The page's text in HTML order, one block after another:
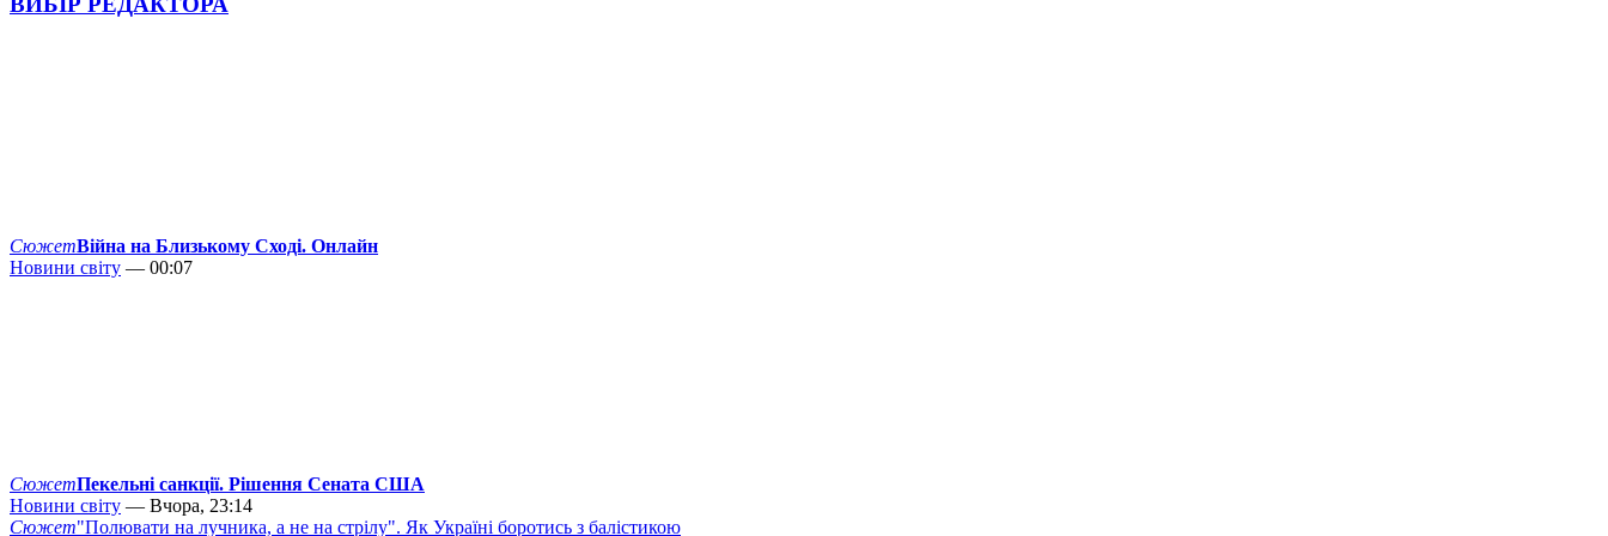
СюжетВійна на Близькому Сході. Онлайн
Новини світу — 00:07
СюжетПекельні санкції. Рішення Сената США
Новини світу — Вчора, 23:14
Сюжет"Полювати на лучника, а не на стрілу". Як Україні боротись з балістикою